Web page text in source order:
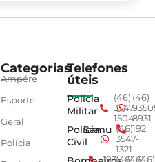
Categorias
Ampére
Esporte
Geral
Polícia
Telefones
úteis
Polícia
Militar
(46)
3547-
1504
(46)
8931
Polícia
Civil
Samu (46)
3547-
1321
192
193(46)(46)(46)